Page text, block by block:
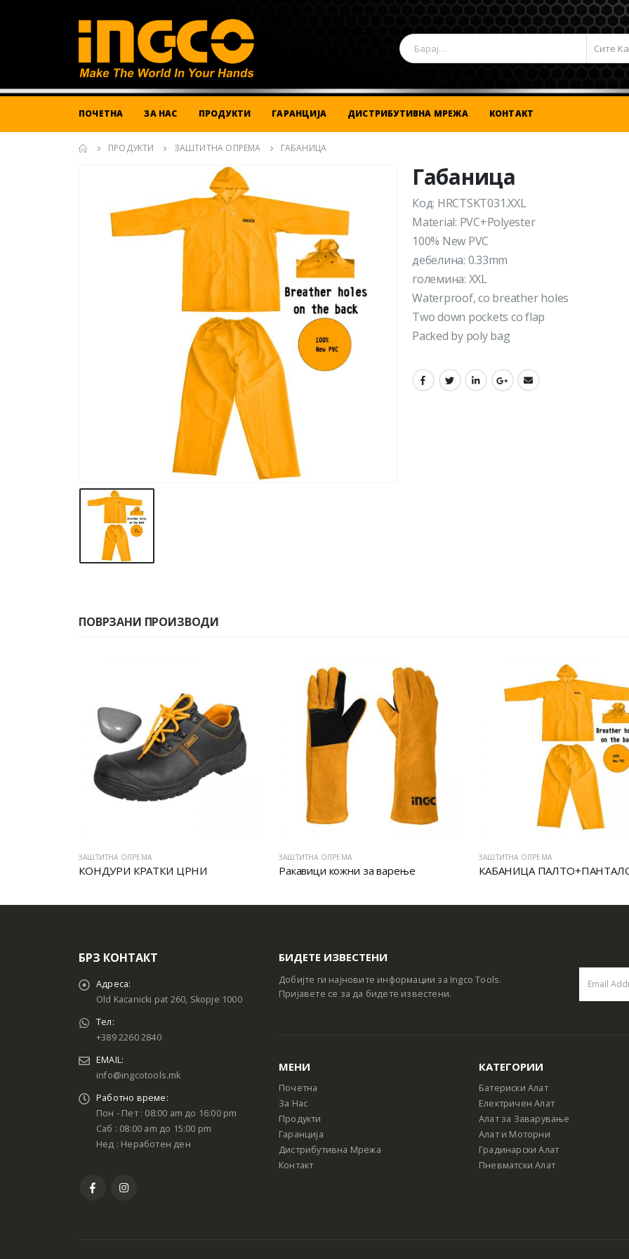
Сите
ПОЧЕТНА ЗА НАС ПРОДУКТИ ГАРАНЦИЈА ДИСТРИБУТИВНА МРЕЖА КОНТАКТ
ПРОДУКТИ ЗАШТИТНА ОПРЕМА ГАБАНИЦА
Габаница
Код: HRCTSKT031.XXL
Material: PVC+Polyester
100% New PVC
дебелина: 0.33mm
големина: XXL
Waterproof, со breather holes
Two down pockets со flap
Packed by poly bag
ПОВРЗАНИ ПРОИЗВОДИ
ЗАШТИТНА ОПРЕМА
КОНДУРИ КРАТКИ ЦРНИ
ЗАШТИТНА ОПРЕМА
Ракавици кожни за варење
ЗАШТИТНА ОПРЕМА
КАБАНИЦА
БРЗ КОНТАКТ
Адреса:
Old Kacanicki pat 260, Skopje 1000
Тел:
+389 2260 2840
EMAIL:
info@ingcotools.mk
Работно време:
Пон - Пет : 08:00 am до 16:00 pm
Саб : 08:00 am до 15:00 pm
Нед : Неработен ден
БИДЕТЕ ИЗВЕСТЕНИ
Добијте ги најновите информации за Ingco Tools.
Пријавете се за да бидете известени.
МЕНИ
Почетна
За Нас
Продукти
Гаранција
Дистрибутивна Мрежа
Контакт
КАТЕГОРИИ
Батериски Алат
Електричен Алат
Алат за Заварување
Алат и Моторни
Градинарски Алат
Пневматски Алат